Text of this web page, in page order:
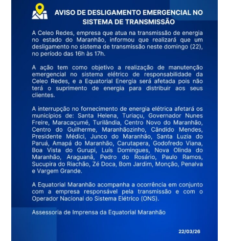
ESPORTE,
TRADIÇÃO
E
MUITA
MÚSICA.
COM
O
PREFEITO
JOÃOZINHO
PAVÃO,
O
EVENTO
OS
TALENTOS
DA
TERRA,
COM
DJS,
ATRAÇÕES
LOCAIS
E
SHOWS
JÚNIOR
E
GRUPO
COR.